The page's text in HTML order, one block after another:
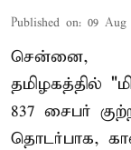
Published on: 09 Aug
சென்னை,
தமிழகத்தில்
837 சைபர்
தொடர்பாக,